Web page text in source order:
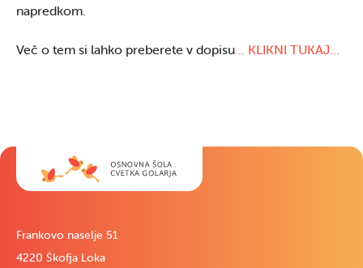
napredkom.
Več o tem si lahko preberete v dopisu… KLIKNI TUKAJ…
Frankovo naselje 51
4220 Škofja Loka